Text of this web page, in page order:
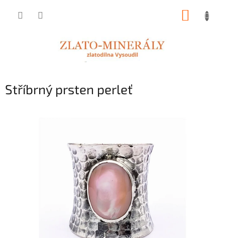
Stříbrný prsten perleť